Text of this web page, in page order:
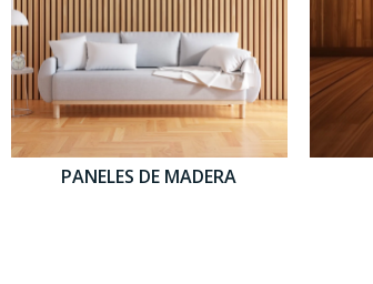
PANELES DE MADERA